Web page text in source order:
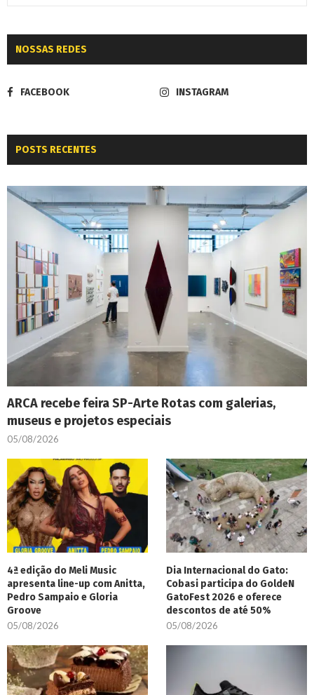
NOSSAS REDES
FACEBOOK INSTAGRAM
POSTS RECENTES
ARCA recebe feira SP-Arte Rotas com galerias,
museus e projetos especiais
05/08/2026
4ª edição do Meli Music
apresenta line-up com Anitta,
Pedro Sampaio e Gloria
Groove
05/08/2026
Dia Internacional do Gato:
Cobasi participa do GoldeN
GatoFest 2026 e oferece
descontos de até 50%
05/08/2026